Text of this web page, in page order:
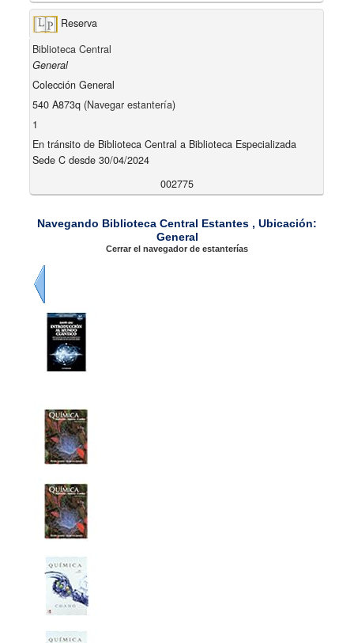
Reserva
Biblioteca Central
General
Colección General
540 A873q (Navegar estantería)
1
En tránsito de Biblioteca Central a Biblioteca Especializada
Sede C desde 30/04/2024
002775
Navegando Biblioteca Central Estantes , Ubicación:
General
Cerrar el navegador de estanterías
Previo